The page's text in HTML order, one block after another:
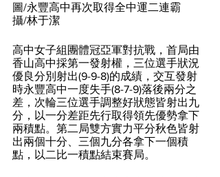
圖/永豐高中再次取得全中運二連霸
攝/林于潔
高中女子組團體冠亞軍對抗戰，首局由
香山高中採第一發射權，三位選手狀況
優良分別射出(9-9-8)的成績，交互發射
時永豐高中一度失手(8-7-9)落後兩分之
差，次輪三位選手調整好狀態皆射出九
分，以一分差距先行取得領先優勢拿下
兩積點。第二局雙方實力平分秋色皆射
出兩個十分、三個九分各拿下一個積
點，以二比一積點結束賽局。